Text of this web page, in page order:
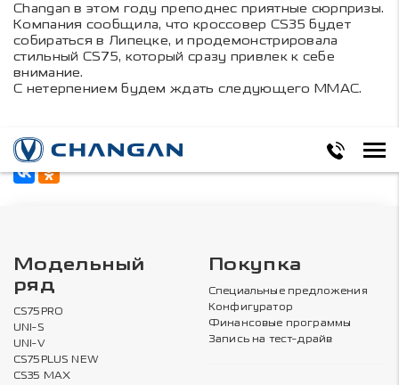
Changan в этом году преподнес приятные сюрпризы.
Компания сообщила, что кроссовер CS35 будет
собираться в Липецке, и продемонстрировала
стильный CS75, который сразу привлек к себе
внимание.
С нетерпением будем ждать следующего ММАС.
Поделиться в соцсетях:
Модельный
ряд
CS75PRO
UNI-S
UNI-V
CS75PLUS NEW
CS35 MAX
Покупка
Специальные предложения
Конфигуратор
Финансовые программы
Запись на тест-драйв